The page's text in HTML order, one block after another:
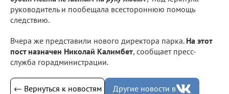
руководитель и пообещала всестороннюю помощь
следствию.
Вчера же представили нового директора парка. На этот
пост назначен Николай Калимбет, сообщает пресс-
служба горадминистрации.
← Вернуться к новостям Другие новости в